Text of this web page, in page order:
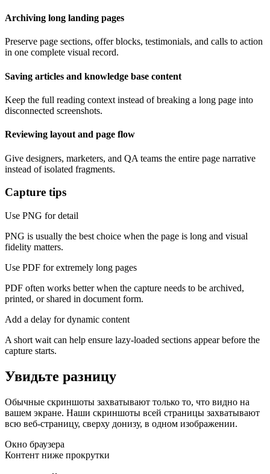
Archiving long landing pages
Preserve page sections, offer blocks, testimonials, and calls to action
in one complete visual record.
Saving articles and knowledge base content
Keep the full reading context instead of breaking a long page into
disconnected screenshots.
Reviewing layout and page flow
Give designers, marketers, and QA teams the entire page narrative
instead of isolated fragments.
Capture tips
Use PNG for detail
PNG is usually the best choice when the page is long and visual
fidelity matters.
Use PDF for extremely long pages
PDF often works better when the capture needs to be archived,
printed, or shared in document form.
Add a delay for dynamic content
A short wait can help ensure lazy-loaded sections appear before the
capture starts.
Увидьте разницу
Обычные скриншоты захватывают только то, что видно на
вашем экране. Наши скриншоты всей страницы захватывают
всю веб-страницу, сверху донизу, в одном изображении.
Окно браузера
Контент ниже прокрутки